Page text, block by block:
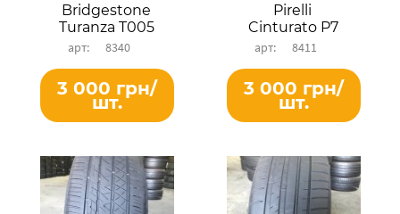
Bridgestone
Turanza T005
8340
3 000 грн/
шт.
Pirelli
Cinturato P7
8411
3 000 грн/
шт.